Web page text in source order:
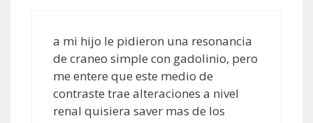
a mi hijo le pidieron una resonancia
de craneo simple con gadolinio, pero
me entere que este medio de
contraste trae alteraciones a nivel
renal quisiera saver mas de los